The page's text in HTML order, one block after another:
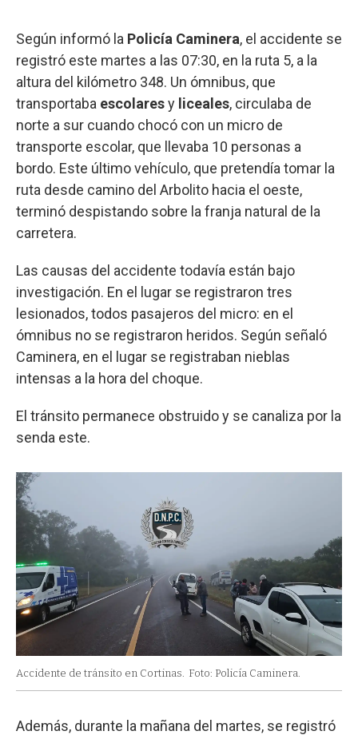
Según informó la Policía Caminera, el accidente se
registró este martes a las 07:30, en la ruta 5, a la
altura del kilómetro 348. Un ómnibus, que
transportaba escolaresy liceales, circulaba de
norte a sur cuando chocó con un micro de
transporte escolar, que llevaba 10 personas a
bordo. Este último vehículo, que pretendía tomar la
ruta desde camino del Arbolito hacia el oeste,
terminó despistando sobre la franja natural de la
carretera.
Las causas del accidente todavía están bajo
investigación. En el lugar se registraron tres
lesionados, todos pasajeros del micro: en el
ómnibus no se registraron heridos. Según señaló
Caminera, en el lugar se registraban nieblas
intensas a la hora del choque.
El tránsito permanece obstruido y se canaliza por la
senda este.
Accidente de tránsito en Cortinas. Foto: Policía Caminera.
Además, durante la mañana del martes, se registró